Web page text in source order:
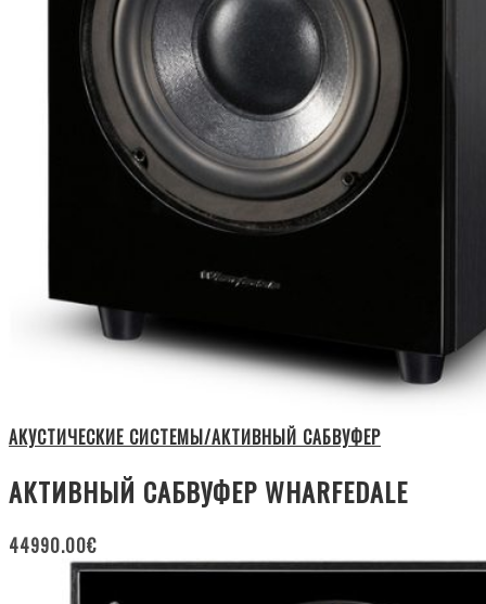
АКУСТИЧЕСКИЕ СИСТЕМЫ/АКТИВНЫЙ САБВУФЕР
АКТИВНЫЙ САБВУФЕР WHARFEDALE
44990.00€